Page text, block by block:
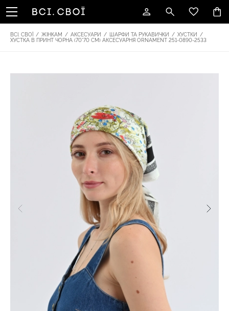
ВСІ. СВОЇ / ЖІНКАМ / АКСЕСУАРИ / ШАРФИ ТА РУКАВИЧКИ / ХУСТКИ
/
ХУСТКА В ПРИНТ ЧОРНА (70*70 СМ) АКСЕСУАРНЯ ОRNAMENT 251-0890-2533